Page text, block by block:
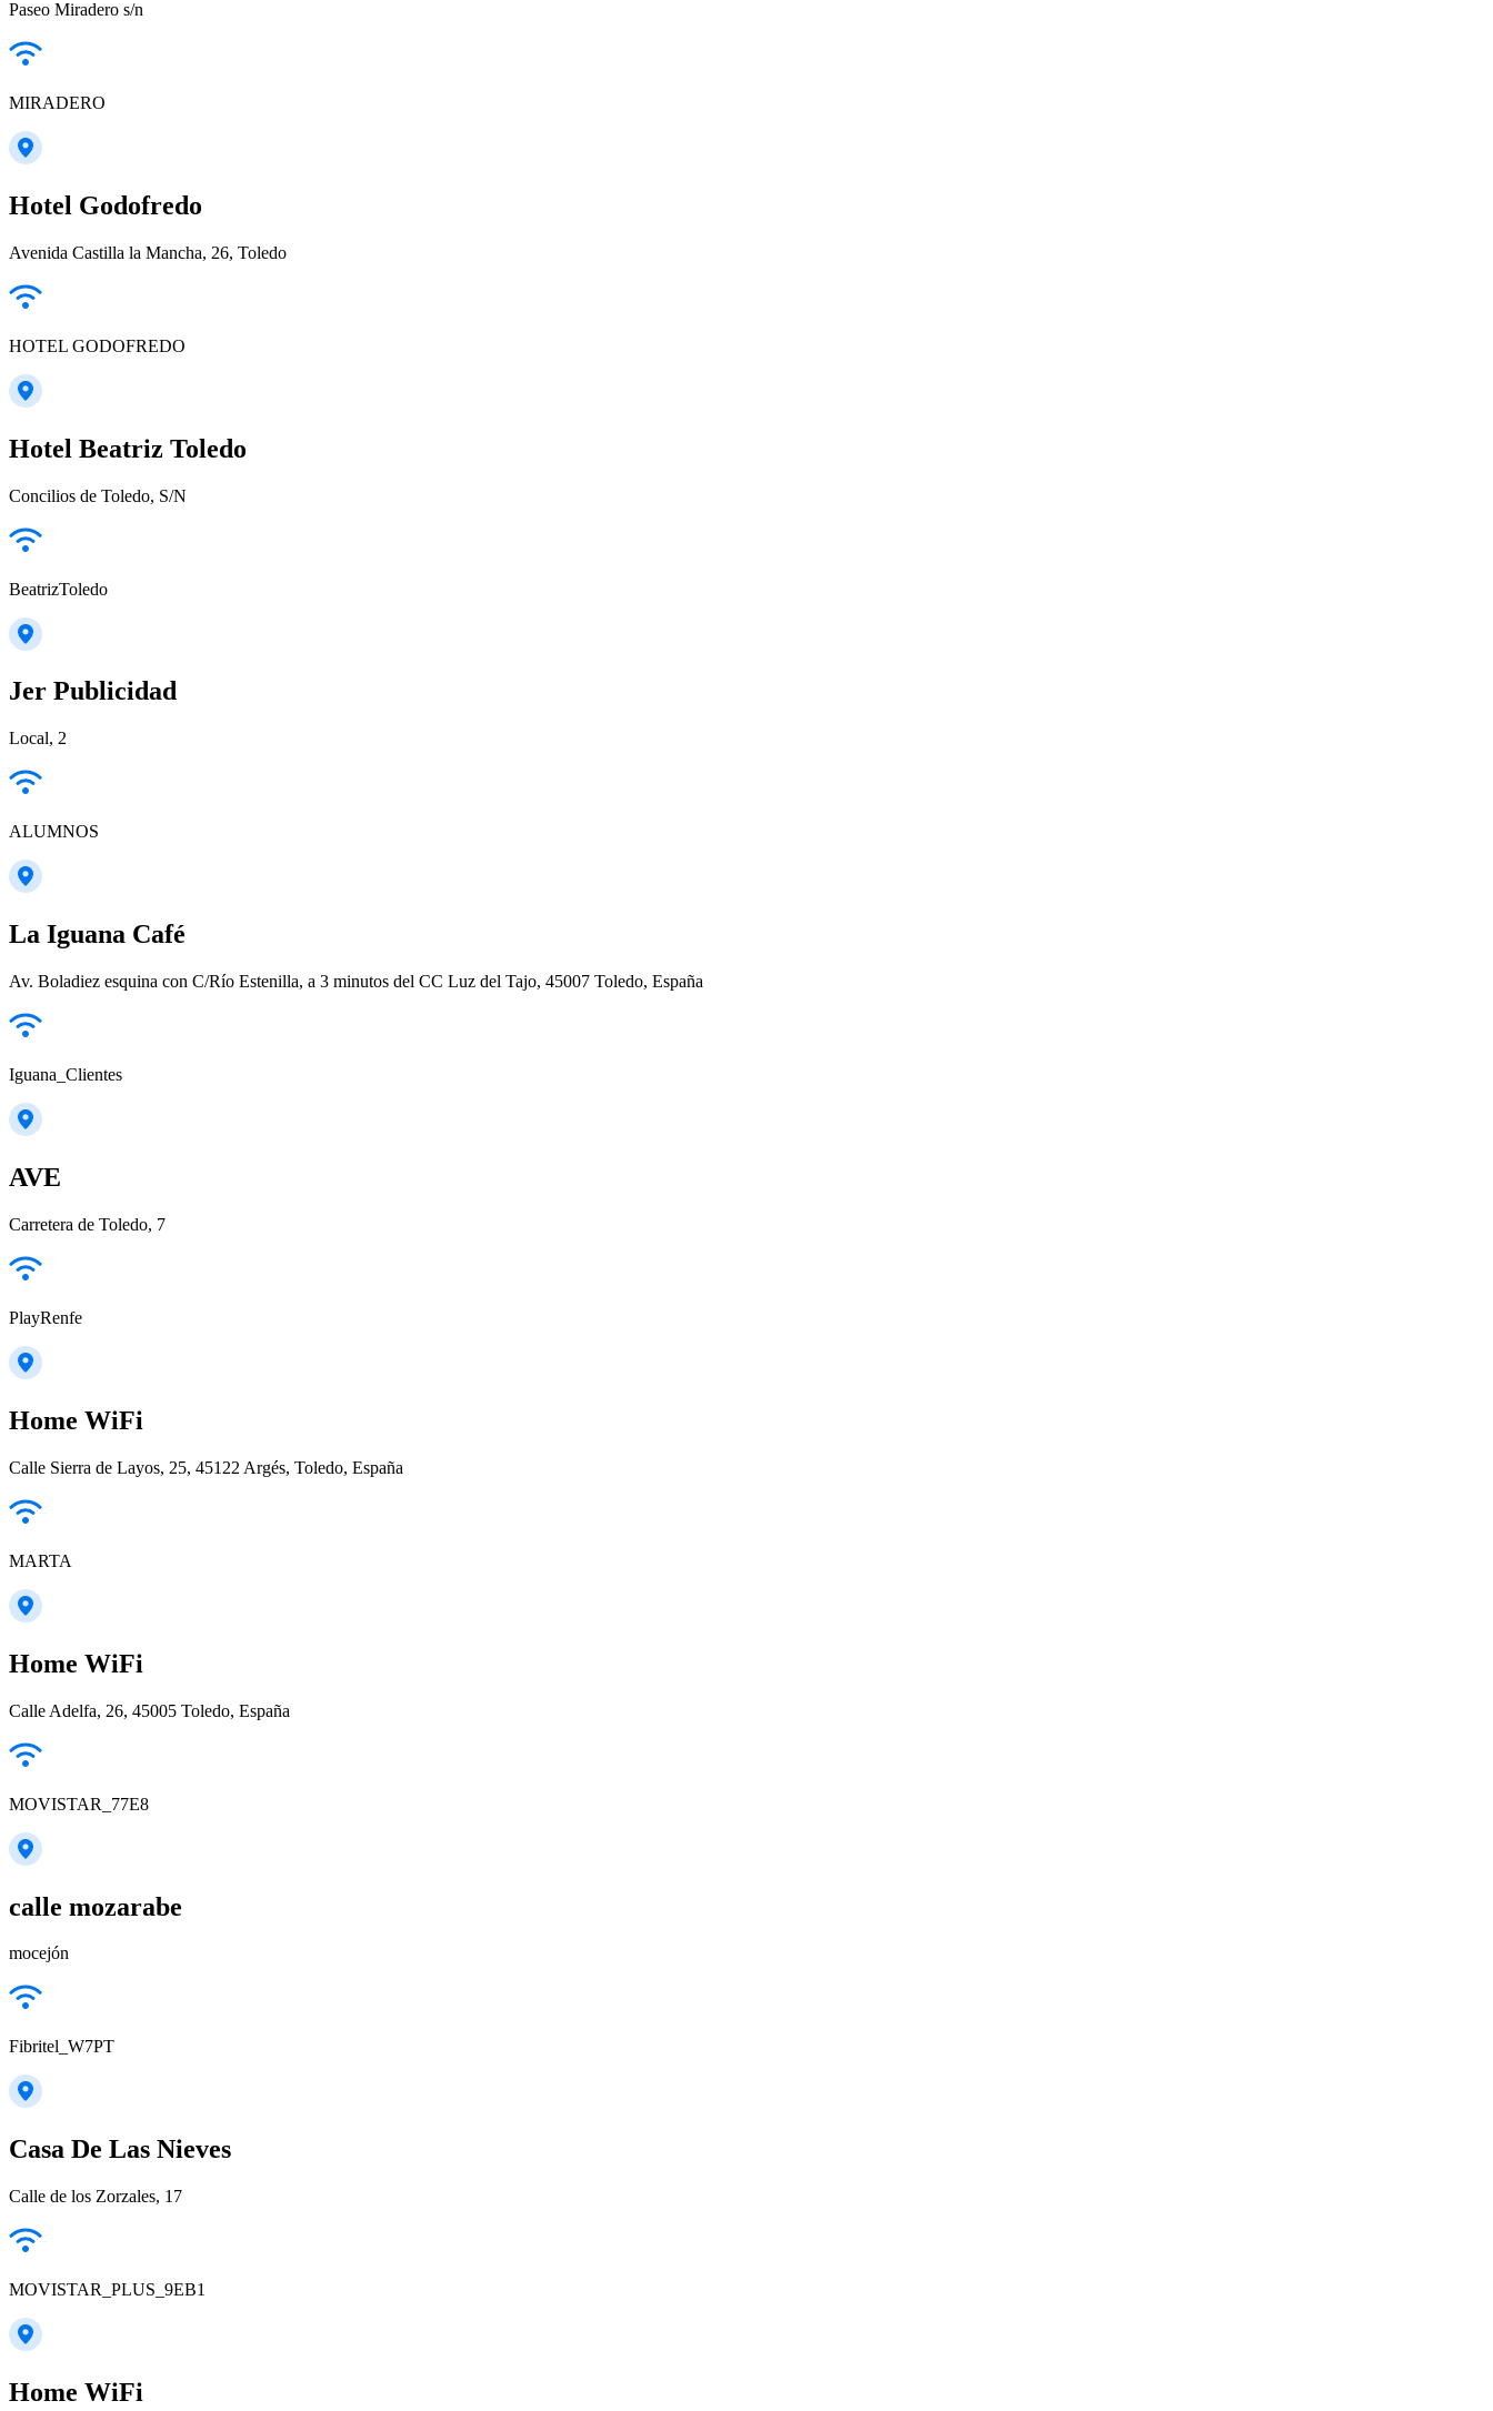
Paseo Miradero s/n
MIRADERO
Hotel Godofredo
Avenida Castilla la Mancha, 26, Toledo
HOTEL GODOFREDO
Hotel Beatriz Toledo
Concilios de Toledo, S/N
BeatrizToledo
Jer Publicidad
Local, 2
ALUMNOS
La Iguana Café
Av. Boladiez esquina con C/Río Estenilla, a 3 minutos del CC Luz del Tajo, 45007 Toledo, España
Iguana_Clientes
AVE
Carretera de Toledo, 7
PlayRenfe
Home WiFi
Calle Sierra de Layos, 25, 45122 Argés, Toledo, España
MARTA
Home WiFi
Calle Adelfa, 26, 45005 Toledo, España
MOVISTAR_77E8
calle mozarabe
mocejón
Fibritel_W7PT
Casa De Las Nieves
Calle de los Zorzales, 17
MOVISTAR_PLUS_9EB1
Home WiFi